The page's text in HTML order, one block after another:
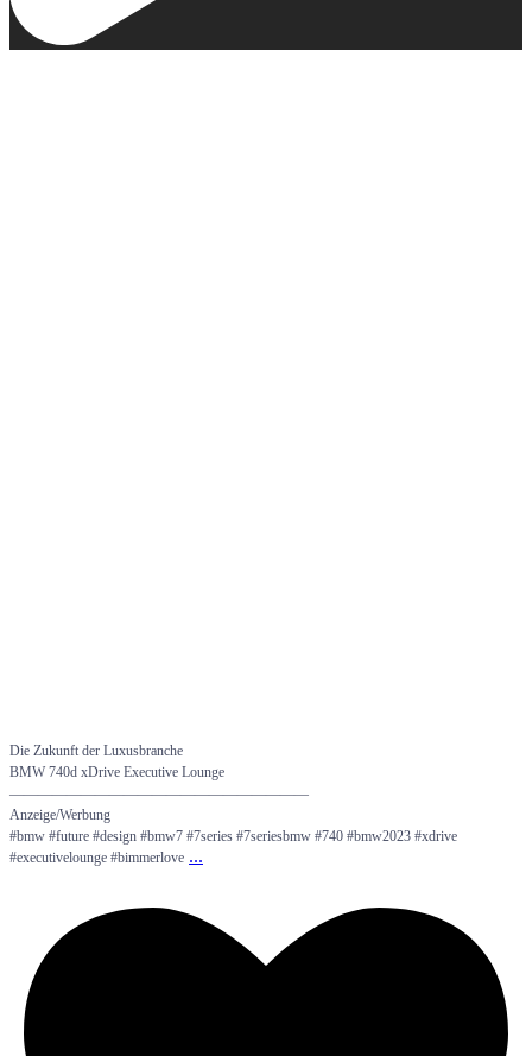
Die Zukunft der Luxusbranche
BMW 740d xDrive Executive Lounge
—————————————————————
Anzeige/Werbung
#bmw #future #design #bmw7 #7series #7seriesbmw #740 #bmw2023 #xdrive
#executivelounge #bimmerlove ...